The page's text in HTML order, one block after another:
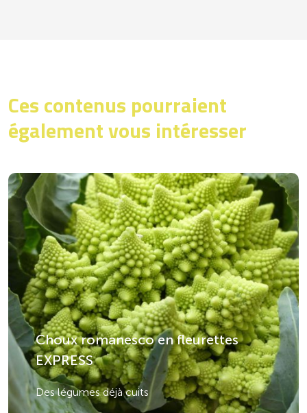
Ces contenus pourraient
également vous intéresser
Choux romanesco en fleurettes
EXPRESS
Des légumes déjà cuits